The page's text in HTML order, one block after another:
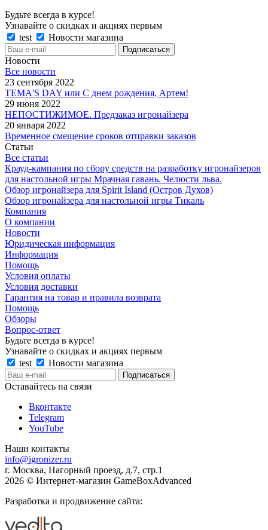
Будьте всегда в курсе!
Узнавайте о скидках и акциях первым
test
Новости магазина
Новости
Все новости
23 сентября 2022
TEMA'S DAY или С днем рождения, Артем!
29 июня 2022
НЕПОСТИЖИМОЕ. Предзаказ игронайзера
20 января 2022
Временное смещение сроков отправки заказов
Статьи
Все статьи
Крауд-кампания по сбору средств на разработку игронайзеров
для настольной игры Мрачная гавань. Челюсти льва.
Обзор игронайзера для Spirit Island (Остров Духов)
Обзор игронайзера для настольной игры Тикаль
Компания
О компании
Новости
Юридическая информация
Информация
Помощь
Условия оплаты
Условия доставки
Гарантия на товар и правила возврата
Помощь
Обзоры
Вопрос-ответ
Будьте всегда в курсе!
Узнавайте о скидках и акциях первым
test
Новости магазина
Оставайтесь на связи
Вконтакте
Telegram
YouTube
Наши контакты
info@igronizer.ru
г. Москва, Нагорный проезд, д.7, стр.1
2026 © Интернет-магазин GameBoxAdvanced
Разработка и продвижение сайта: